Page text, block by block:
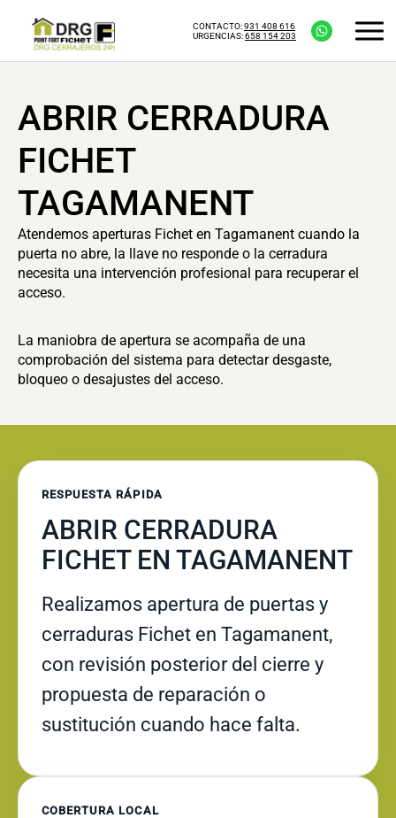
CONTACTO:931 408 616
URGENCIAS:658 154 203
ABRIR CERRADURA
FICHET
TAGAMANENT
Atendemos aperturas Fichet en Tagamanent cuando la
puerta no abre, la llave no responde o la cerradura
necesita una intervención profesional para recuperar el
acceso.
La maniobra de apertura se acompaña de una
comprobación del sistema para detectar desgaste,
bloqueo o desajustes del acceso.
RESPUESTA RÁPIDA
ABRIR CERRADURA
FICHET EN TAGAMANENT
Realizamos apertura de puertas y
cerraduras Fichet en Tagamanent,
con revisión posterior del cierre y
propuesta de reparación o
sustitución cuando hace falta.
COBERTURA LOCAL